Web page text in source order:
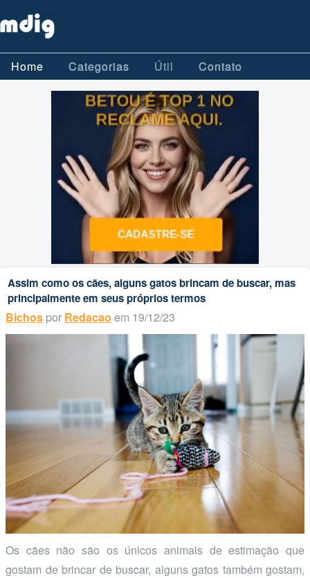
Home Categorias Útil Contato
Assim como os cães, alguns gatos brincam de buscar, mas
principalmente em seus próprios termos
Bichos por Redacao em 19/12/23
Os cães não são os únicos animais de estimação que
gostam de brincar de buscar, alguns gatos também gostam,